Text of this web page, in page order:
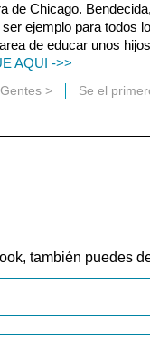
de Chicago.
ejemplo para todos
de educar unos
AQUI ->>
> Se el
también puedes